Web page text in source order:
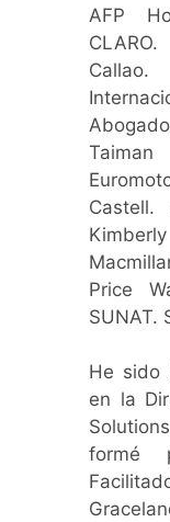
AFP
Castell.
Price
SUNAT.
He sido
en la
formé